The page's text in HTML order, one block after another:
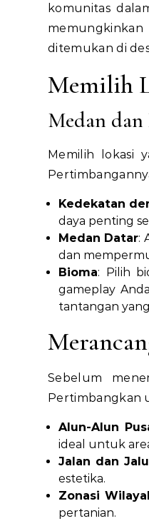
komunitas
ditemukan di
Memilih
Medan
Memilih lokasi
Kedekatan
daya penting
Medan Datar:
dan
Bioma: Pilih
gameplay
tantangan
Sebelum
Pertimbangkan
Alun-Alun
ideal untuk
Jalan dan
estetika.
Zonasi
pertanian.